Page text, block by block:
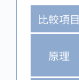
比較項目
原理